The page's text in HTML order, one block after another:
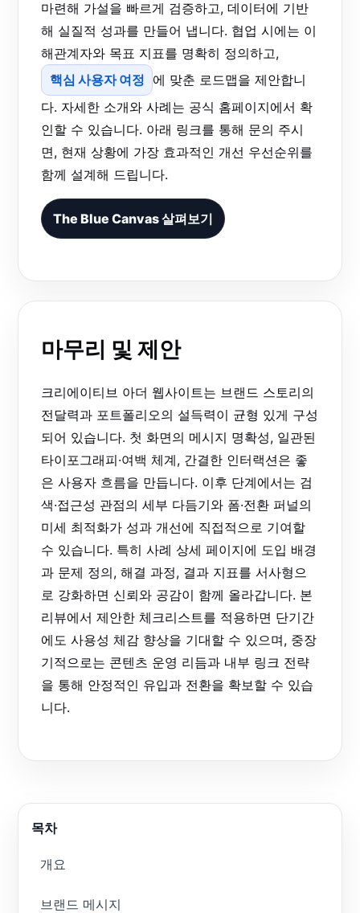
마련해 가설을 빠르게 검증하고, 데이터에 기반
해 실질적 성과를 만들어 냅니다. 협업 시에는 이
해관계자와 목표 지표를 명확히 정의하고,
핵심 사용자 여정 에 맞춘 로드맵을 제안합니
다. 자세한 소개와 사례는 공식 홈페이지에서 확
인할 수 있습니다. 아래 링크를 통해 문의 주시
면, 현재 상황에 가장 효과적인 개선 우선순위를
함께 설계해 드립니다.
The Blue Canvas 살펴보기
마무리 및 제안
크리에이티브 아더 웹사이트는 브랜드 스토리의
전달력과 포트폴리오의 설득력이 균형 있게 구성
되어 있습니다. 첫 화면의 메시지 명확성, 일관된
타이포그래피·여백 체계, 간결한 인터랙션은 좋
은 사용자 흐름을 만듭니다. 이후 단계에서는 검
색·접근성 관점의 세부 다듬기와 폼·전환 퍼널의
미세 최적화가 성과 개선에 직접적으로 기여할
수 있습니다. 특히 사례 상세 페이지에 도입 배경
과 문제 정의, 해결 과정, 결과 지표를 서사형으
로 강화하면 신뢰와 공감이 함께 올라갑니다. 본
리뷰에서 제안한 체크리스트를 적용하면 단기간
에도 사용성 체감 향상을 기대할 수 있으며, 중장
기적으로는 콘텐츠 운영 리듬과 내부 링크 전략
을 통해 안정적인 유입과 전환을 확보할 수 있습
니다.
목차
개요
브랜드 메시지